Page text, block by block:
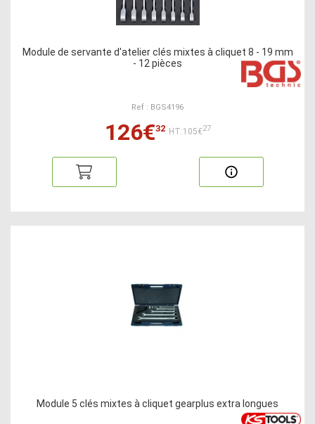
Module de servante d'atelier clés mixtes à cliquet 8 - 19 mm
- 12 pièces
Ref : BGS4196
126€32 HT:105€27
Module 5 clés mixtes à cliquet gearplus extra longues